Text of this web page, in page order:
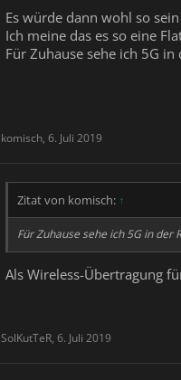
Es würde dann wohl so
Ich meine das es so eine
Für Zuhause sehe ich 5G
komisch, 6. Juli 2019
Zitat von komisch: ↑
Für Zuhause sehe ich 5G in der
Als Wireless-Übertragung
SolKutTeR, 6. Juli 2019